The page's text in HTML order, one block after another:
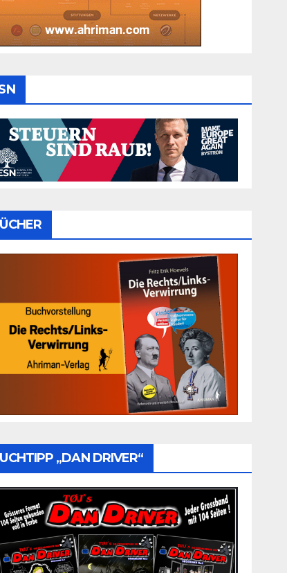
„DAN DRIVER“